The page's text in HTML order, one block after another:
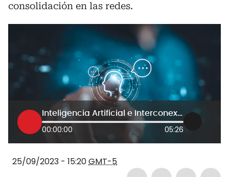
consolidación en las redes.
Inteligencia Artificial e Interconexiones el futuro de la era tecnológica
00:00:00 05:26
25/09/2023 - 15:20GMT-5